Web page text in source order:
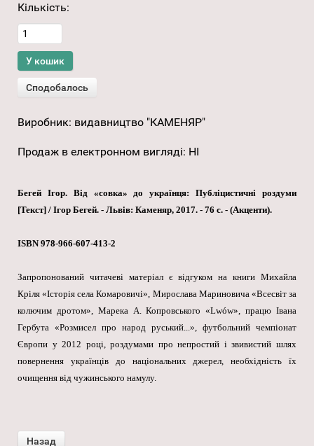
Кількість:
Виробник: видавництво "КАМЕНЯР"
Продаж в електронном вигляді: НІ
Бегей Ігор. Від «совка» до українця: Публіцистичні роздуми
[Текст] / Ігор Бегей. - Львів: Каменяр, 2017. - 76 с. - (Акценти).
ISBN 978-966-607-413-2
Запропонований читачеві матеріал є відгуком на книги Михайла
Кріля «Історія села Комаровичі», Мирослава Мариновича «Всесвіт за
колючим дротом», Марека А. Копровського «Lwów», працю Івана
Гербута «Розмисел про народ руський...», футбольний чемпіонат
Європи у 2012 році, роздумами про непростий і звивистий шлях
повернення українців до національних джерел, необхідність їх
очищення від чужинського намулу.